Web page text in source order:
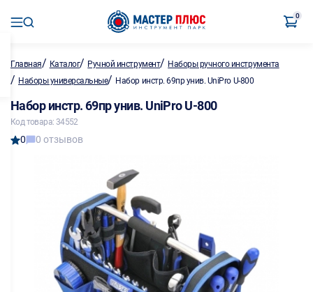
0
Главная/ Каталог/ Ручной инструмент/ Наборы ручного инструмента
/ Наборы универсальные/ Набор инстр. 69пр унив. UniPro U-800
Набор инстр. 69пр унив. UniPro U-800
Код товара: 34552
0 0 отзывов